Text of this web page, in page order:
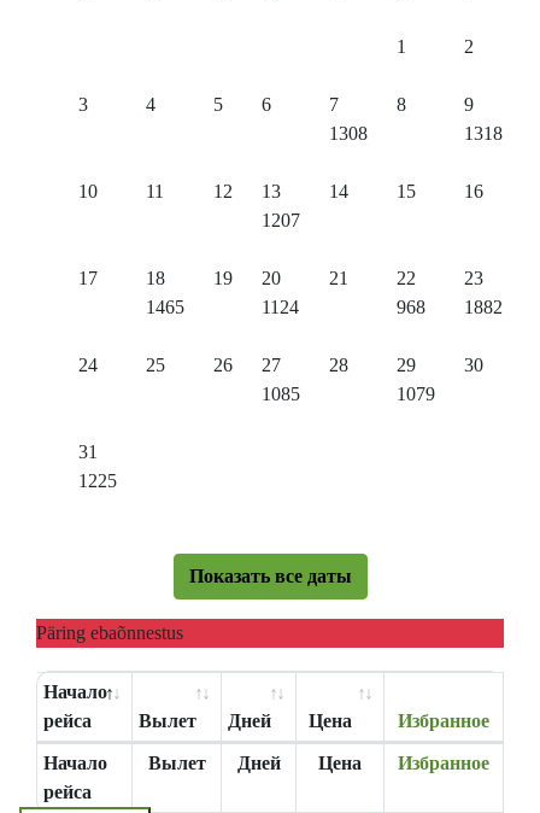
1 2
3 4 5 6
7
1308
8
9
1318
10 11 12
13
1207
14 15 16
17
18
1465
19
20
1124
21
22
968
23
1882
24 25 26
27
1085
28
29
1079
30
31
1225
Показать все даты
Päring ebaõnnestus
Начало
рейса
Вылет Дней Цена Избранное
Начало
рейса
Вылет Дней Цена Избранное